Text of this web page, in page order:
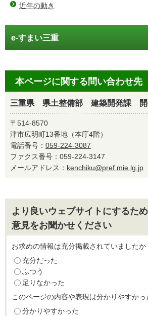
近年の動き
e-すまい三重
本ページに関する問い合わせ先
三重県 県土整備部 建築開発課 開
〒514-8570
津市広明町13番地（本庁4階）
電話番号： 059-224-3087
ファクス番号：059-224-3147
メールアドレス： kenchiku@pref.mie.lg.jp
より良いウェブサイトにするた
意見をお聞かせください
お求めの情報は充分掲載されていましたか
充分だった
ふつう
足りなかった
このページの内容や表現は分かりやすかっ
分かりやすかった